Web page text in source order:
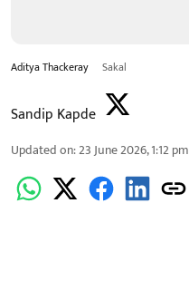
Aditya Thackeray Sakal
Sandip Kapde
Updated on:23 June 2026, 1:12 pm